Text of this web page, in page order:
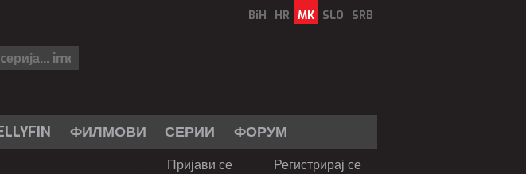
BiH HR MK SLO SRB
ФИЛМОВИ СЕРИИ ФОРУМ
Пријави се
Регистрирај се